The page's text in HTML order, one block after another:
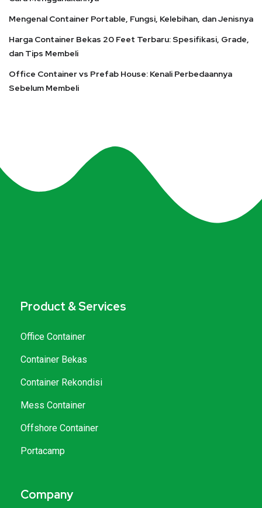
Mengenal Container Portable, Fungsi, Kelebihan, dan Jenisnya
Harga Container Bekas 20 Feet Terbaru: Spesifikasi, Grade,
dan Tips Membeli
Office Container vs Prefab House: Kenali Perbedaannya
Sebelum Membeli
Product & Services
Office Container
Container Bekas
Container Rekondisi
Mess Container
Offshore Container
Portacamp
Company